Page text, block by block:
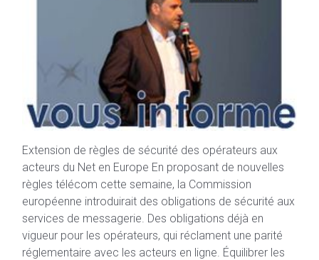
Extension de règles de sécurité des opérateurs aux
acteurs du Net en Europe En proposant de nouvelles
règles télécom cette semaine, la Commission
européenne introduirait des obligations de sécurité aux
services de messagerie. Des obligations déjà en
vigueur pour les opérateurs, qui réclament une parité
réglementaire avec les acteurs en ligne. Équilibrer les